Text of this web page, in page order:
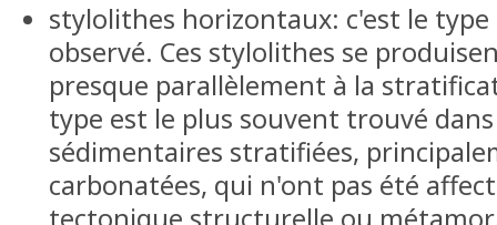
stylolithes horizontaux: c'est le
observé. Ces stylolithes se
presque parallèlement à la
type est le plus souvent trouvé
sédimentaires stratifiées,
carbonatées, qui n'ont pas été